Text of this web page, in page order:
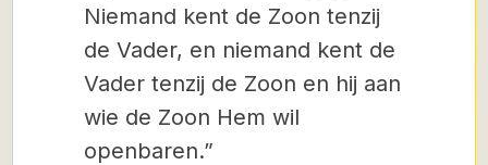
Niemand kent de Zoon tenzij
de Vader, en niemand kent de
Vader tenzij de Zoon en hij aan
wie de Zoon Hem wil
openbaren.”